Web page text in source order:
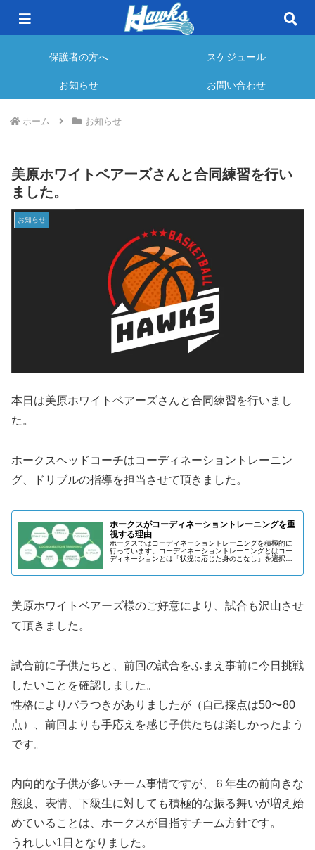
所沢小学校で活動するミニバスケットボールクラブ
保護者の方へ スケジュール
お知らせ お問い合わせ
ホーム お知らせ
美原ホワイトベアーズさんと合同練習を行い
ました。
お知らせ
本日は美原ホワイトベアーズさんと合同練習を行いまし
た。
ホークスヘッドコーチはコーディネーショントレーニン
グ、ドリブルの指導を担当させて頂きました。
ホークスがコーディネーショントレーニングを重
視する理由
ホークスではコーディネーショントレーニングを積極的に
行っています。コーディネーショントレーニングとはコー
ディネーションとは「状況に応じた身のこなし」を選択す
力が非常に高いと言われています。...
美原ホワイトベアーズ様のご好意により、試合も沢山させ
て頂きました。
試合前に子供たちと、前回の試合をふまえ事前に今日挑戦
したいことを確認しました。
性格によりバラつきがありましたが（自己採点は50〜80
点）、前回よりも手応えを感じ子供たちは楽しかったよう
です。
内向的な子供が多いチーム事情ですが、６年生の前向きな
態度、表情、下級生に対しても積極的な振る舞いが増え始
めていることは、ホークスが目指すチーム方針です。
うれしい1日となりました。